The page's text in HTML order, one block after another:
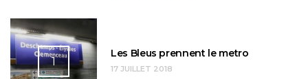
1
Les Bleus prennent le metro
17 JUILLET 2018